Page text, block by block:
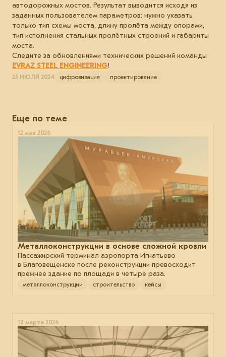
автодорожных мостов. Результат выводится исходя из
заданных пользователем параметров: нужно указать
только тип схемы моста, длину пролёта между опорами,
тип исполнения стальных пролётных строений и габариты
моста.
Следите за обновлениями технических решений команды
EVRAZ STEEL ENGINEERING!
25 ИЮЛЯ 2024 цифровизация проектирование
Еще по теме
12 мая 2026
Металлоконструкции в основе сложной кровли
Пассажирский терминал аэропорта Игнатьево
в Благовещенске после реконструкции превосходит
прежнее здание по площади в четыре раза.
металлоконструкции строительство кейсы
13 марта 2026